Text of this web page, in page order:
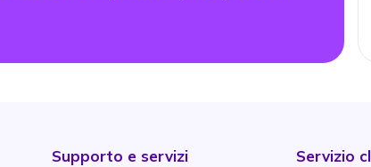
Supporto e servizi Servizio